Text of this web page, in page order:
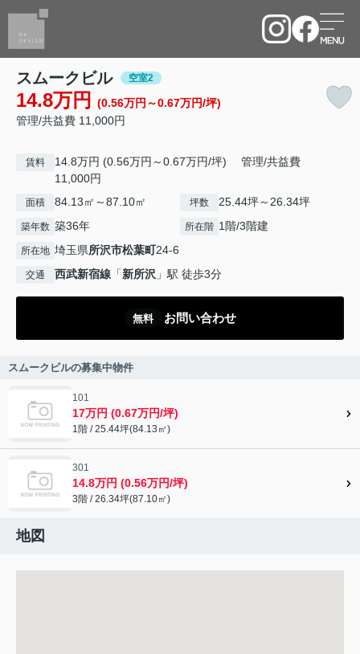
スムークビル 空室2
14.8万円
(0.56万円～0.67万円/坪)
管理/共益費 11,000円
賃料
14.8万円 (0.56万円～0.67万円/坪) 管理/共益費
11,000円
面積 84.13㎡～87.10㎡ 坪数 25.44坪～26.34坪
築年数 築36年 所在階 1階/3階建
所在地 埼玉県所沢市松葉町24-6
交通 西武新宿線 「新所沢 」駅 徒歩3分
無料 お問い合わせ
スムークビルの募集中物件
101
17万円 (0.67万円/坪)
1階 / 25.44坪(84.13㎡)
301
14.8万円 (0.56万円/坪)
3階 / 26.34坪(87.10㎡)
地図